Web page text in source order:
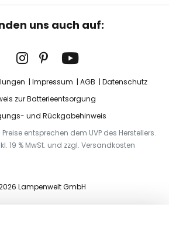
uns auch auf:
Impressum AGB
Datenschutz
zur Batterieentsorgung
und Rückgabehinweis
entsprechen dem UVP des Herstellers.
19 % MwSt. und zzgl. Versandkosten
Lampenwelt GmbH